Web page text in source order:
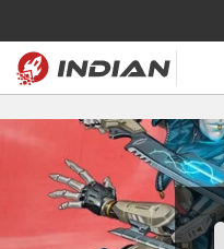
Recenze
Videa